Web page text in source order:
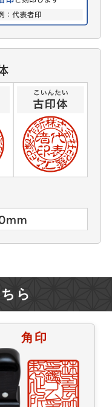
ら
角印